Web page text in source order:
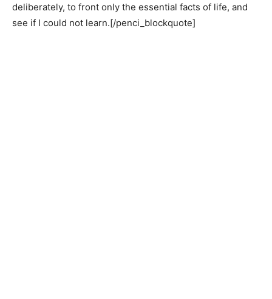
deliberately, to front only the essential facts of life, and
see if I could not learn.[/penci_blockquote]